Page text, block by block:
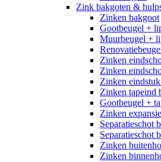
Zink bakgoten &
Zinken bakgoot
Gootbeugel +
Muurbeugel +
Zinken
Zinken
Zinken
Zinken tapeind
Gootbeugel +
Zinken
Separatieschot
Separatieschot
Zinken
Zinken